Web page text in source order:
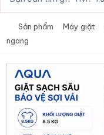
Sản phẩm Máy giặt
ngang